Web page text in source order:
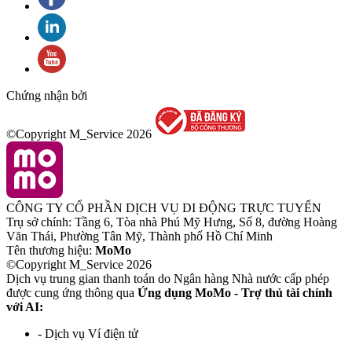
Chứng nhận bởi
©Copyright M_Service 2026
CÔNG TY CỔ PHẦN DỊCH VỤ DI ĐỘNG TRỰC TUYẾN
Trụ sở chính: Tầng 6, Tòa nhà Phú Mỹ Hưng, Số 8, đường Hoàng
Văn Thái, Phường Tân Mỹ, Thành phố Hồ Chí Minh
Tên thương hiệu: MoMo
©Copyright M_Service 2026
Dịch vụ trung gian thanh toán do Ngân hàng Nhà nước cấp phép
được cung ứng thông qua Ứng dụng MoMo - Trợ thủ tài chính
với AI:
- Dịch vụ Ví điện tử